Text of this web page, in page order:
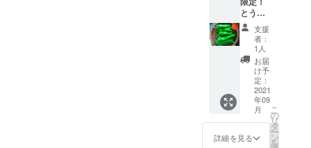
ラップ
で密閉
し、野
菜室に
入れ
る。水
分は傷
みの原
因にな
るた
る。 冷
限定】
ピクル
スやサ
ルサ
ソース
など 保
存方
法） 冷
蔵保
存：乾
燥しな
に保存
量/時期
は、生
育状況
によっ
て変動
しま
す。予
めご了
承くだ
さい。
調理方
法） プ
サジュ
はイ
メージ
です）
プサ
ジュエ
ラ、プ
リック
チン
ダー、
ハバネ
ロなど
を想
定。 ・
とうが
らしア
ジアン
1kgセッ
ト（辛
さレベ
ル：🌶
🌶）】
・十色
の畑で
採れた
とうが
支援
者：
1人
お届
け予
定：
2021
年09
月
詳細を見る
こ
の
リ
タ
ー
ン
を